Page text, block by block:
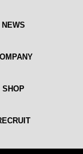
NEWS
SHOP